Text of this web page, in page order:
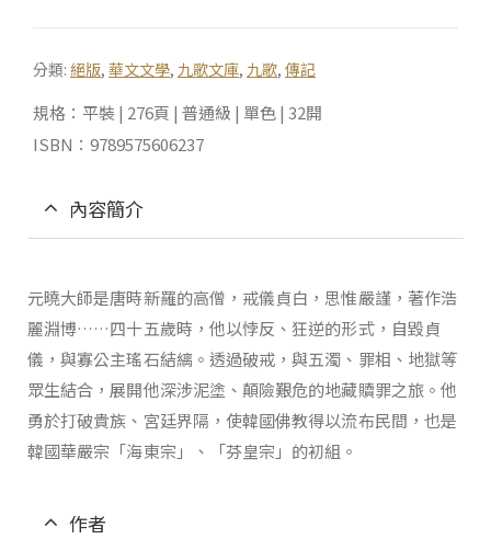
分類: 絕版, 華文文學, 九歌文庫, 九歌, 傳記
規格：平裝 | 276頁 | 普通級 | 單色 | 32開
ISBN：9789575606237
內容簡介
元曉大師是唐時新羅的高僧，戒儀貞白，思惟嚴謹，著作浩
麗淵博……四十五歲時，他以悖反、狂逆的形式，自毀貞
儀，與寡公主瑤石結縭。透過破戒，與五濁、罪相、地獄等
眾生結合，展開他深涉泥塗、顛險艱危的地藏贖罪之旅。他
勇於打破貴族、宮廷界隔，使韓國佛教得以流布民間，也是
韓國華嚴宗「海東宗」、「芬皇宗」的初組。
作者